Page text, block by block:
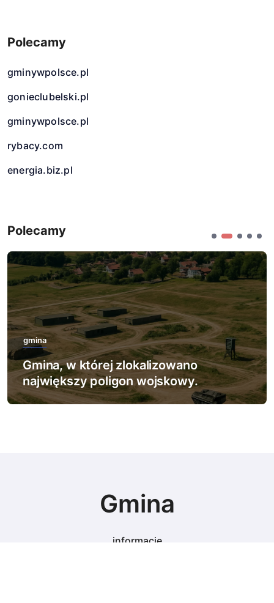
Polecamy
gminywpolsce.pl
gonieclubelski.pl
gminywpolsce.pl
rybacy.com
energia.biz.pl
Polecamy
gmina
Gmina, w której zlokalizowano
największy poligon wojskowy.
Gmina
informacje